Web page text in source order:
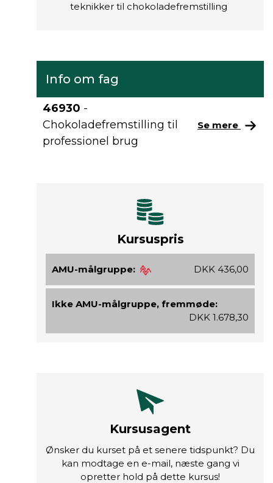
teknikker til chokoladefremstilling
Info om fag
46930 -
Chokoladefremstilling til
professionel brug
Se mere
Kursuspris
AMU-målgruppe: DKK 436,00
Ikke AMU-målgruppe, fremmøde:
DKK 1.678,30
Kursusagent
Ønsker du kurset på et senere tidspunkt? Du
kan modtage en e-mail, næste gang vi
opretter hold på dette kursus!